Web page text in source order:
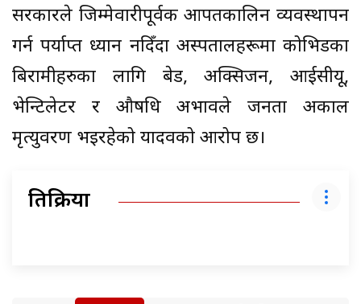
सरकारले जिम्मेवारीपूर्वक आपतकालिन व्यवस्थापन
गर्न पर्याप्त ध्यान नदिँदा अस्पतालहरूमा कोभिडका
बिरामीहरुका लागि बेड, अक्सिजन, आईसीयू,
भेन्टिलेटर र औषधि अभावले जनता अकाल
मृत्युवरण भइरहेको यादवको आरोप छ।
प्रतिक्रिया